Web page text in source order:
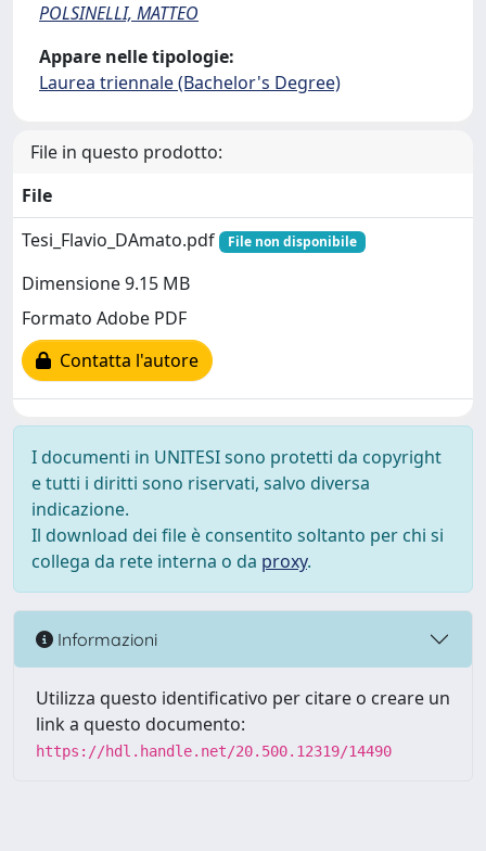
POLSINELLI, MATTEO
Appare nelle tipologie:
Laurea triennale (Bachelor's Degree)
File in questo prodotto:
File
Tesi_Flavio_DAmato.pdf
File non disponibile
Dimensione 9.15 MB
Formato Adobe PDF
Contatta l'autore
I documenti in UNITESI sono protetti da copyright
e tutti i diritti sono riservati, salvo diversa
indicazione.
Il download dei file è consentito soltanto per chi si
collega da rete interna o da proxy.
Informazioni
Utilizza questo identificativo per citare o creare un
link a questo documento:
https://hdl.handle.net/20.500.12319/14490